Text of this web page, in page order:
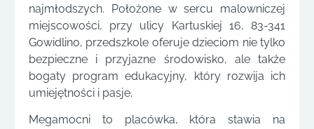
najmłodszych. Położone w sercu malowniczej
miejscowości, przy ulicy Kartuskiej 16, 83-341
Gowidlino, przedszkole oferuje dzieciom nie tylko
bezpieczne i przyjazne środowisko, ale także
bogaty program edukacyjny, który rozwija ich
umiejętności i pasje.
Megamocni to placówka, która stawia na